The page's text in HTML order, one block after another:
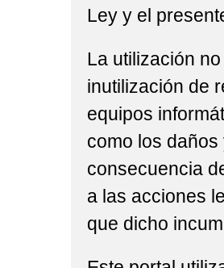
Ley y el
La utilización
inutilización de
equipos
como los
consecuencia
a las acciones
que dicho